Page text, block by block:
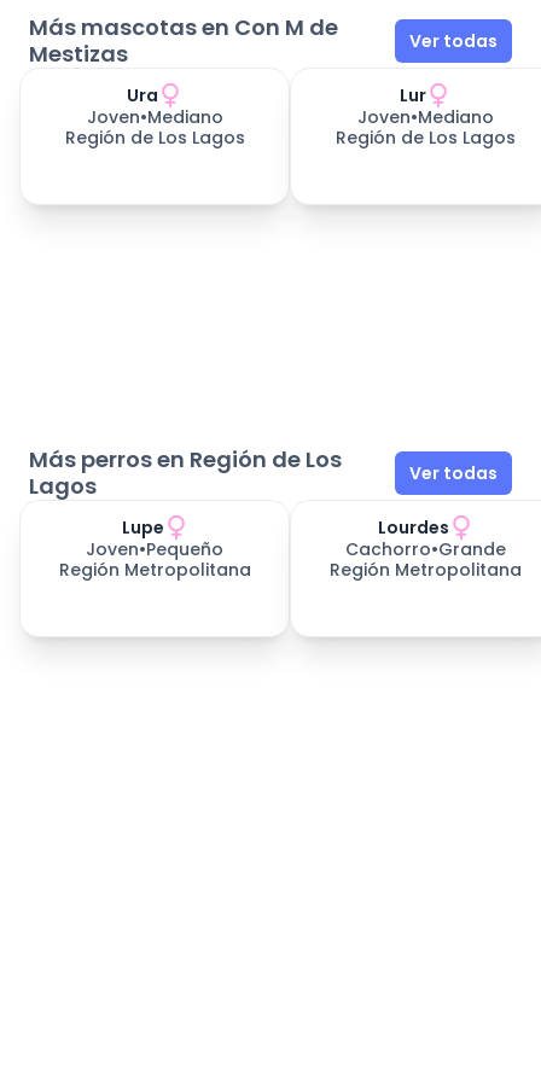
Más mascotas en Con M de
Mestizas
Ver todas
días esperando
Ura
Joven•Mediano
Región de Los Lagos
días esperando
Lur
Joven•Mediano
Región de Los Lagos
Más perros en Región de Los
Lagos
Ver todas
Lupe
Joven•Pequeño
Región Metropolitana
Lourdes
Cachorro•Grande
Región Metropolitana